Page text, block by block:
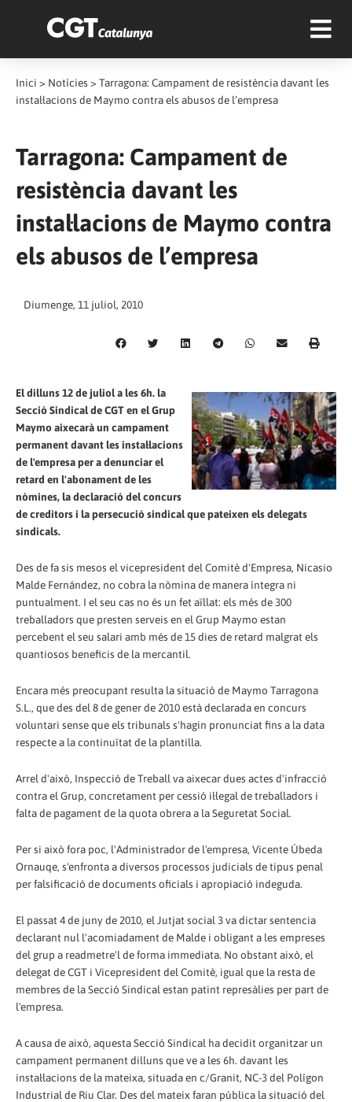
Inici > Notícies > Tarragona: Campament de resistència davant les
instal·lacions de Maymo contra els abusos de l’empresa
Tarragona: Campament de
resistència davant les
instal·lacions de Maymo contra
els abusos de l’empresa
Diumenge, 11 juliol, 2010
El dilluns 12 de juliol a les 6h. la
Secció Sindical de CGT en el Grup
Maymo aixecarà un campament
permanent davant les instal·lacions
de l'empresa per a denunciar el
retard en l'abonament de les
nòmines, la declaració del concurs
de creditors i la persecució sindical que pateixen els delegats
sindicals.
Des de fa sis mesos el vicepresident del Comitè d'Empresa, Nicasio
Malde Fernández, no cobra la nòmina de manera íntegra ni
puntualment. I el seu cas no és un fet aïllat: els més de 300
treballadors que presten serveis en el Grup Maymo estan
percebent el seu salari amb més de 15 dies de retard malgrat els
quantiosos beneficis de la mercantil.
Encara més preocupant resulta la situació de Maymo Tarragona
S.L., que des del 8 de gener de 2010 està declarada en concurs
voluntari sense que els tribunals s'hagin pronunciat fins a la data
respecte a la continuïtat de la plantilla.
Arrel d'això, Inspecció de Treball va aixecar dues actes d'infracció
contra el Grup, concretament per cessió il·legal de treballadors i
falta de pagament de la quota obrera a la Seguretat Social.
Per si això fora poc, l'Administrador de l'empresa, Vicente Úbeda
Ornauqe, s'enfronta a diversos processos judicials de tipus penal
per falsificació de documents oficials i apropiació indeguda.
El passat 4 de juny de 2010, el Jutjat social 3 va dictar sentencia
declarant nul l'acomiadament de Malde i obligant a les empreses
del grup a readmetre'l de forma immediata. No obstant això, el
delegat de CGT i Vicepresident del Comitè, igual que la resta de
membres de la Secció Sindical estan patint represàlies per part de
l'empresa.
A causa de això, aquesta Secció Sindical ha decidit organitzar un
campament permanent dilluns que ve a les 6h. davant les
instal·lacions de la mateixa, situada en c/Granit, NC-3 del Polígon
Industrial de Riu Clar. Des del mateix faran pública la situació del